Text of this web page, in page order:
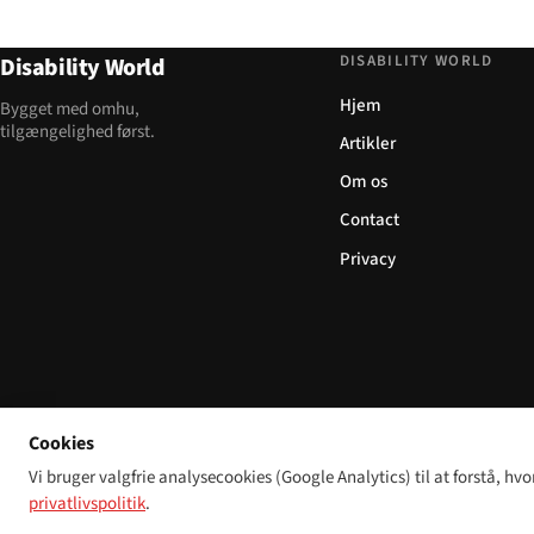
Disability World
Bygget med omhu,
tilgængelighed først.
DISABILITY WORLD
Hjem
Artikler
Om os
Contact
Privacy
Cookies
Vi bruger valgfrie analysecookies (Google Analytics) til at forstå,
privatlivspolitik.